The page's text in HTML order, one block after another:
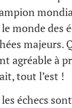
monde des
majeurs.
agréable à
tout l’est !
échecs